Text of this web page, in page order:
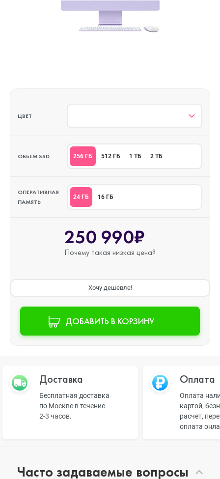
ЦВЕТ
ОБЪЕМ SSD 256 ГБ 512 ГБ 1 ТБ 2 ТБ
ОПЕРАТИВНАЯ
ПАМЯТЬ
24 ГБ 16 ГБ
250 990₽
Почему такая низкая цена?
Хочу дешевле!
ДОБАВИТЬ В КОРЗИНУ
Доставка
Бесплатная доставка
по Москве в течение
2-3 часов.
Оплата
Оплата
картой,
расчет,
оплата
Часто задаваемые вопросы